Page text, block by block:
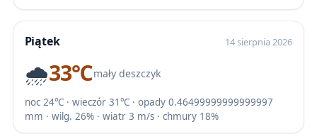
Piątek 14 sierpnia 2026
🌧️33℃mały deszczyk
noc 24℃ · wieczór 31℃ · opady 0.46499999999999997
mm · wilg. 26% · wiatr 3 m/s · chmury 18%